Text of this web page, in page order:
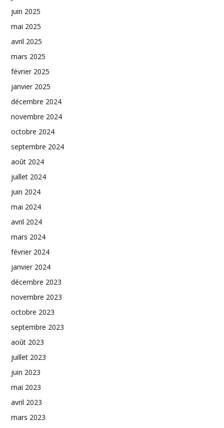
juin 2025
mai 2025
avril 2025
mars 2025
février 2025
janvier 2025
décembre 2024
novembre 2024
octobre 2024
septembre 2024
août 2024
juillet 2024
juin 2024
mai 2024
avril 2024
mars 2024
février 2024
janvier 2024
décembre 2023
novembre 2023
octobre 2023
septembre 2023
août 2023
juillet 2023
juin 2023
mai 2023
avril 2023
mars 2023